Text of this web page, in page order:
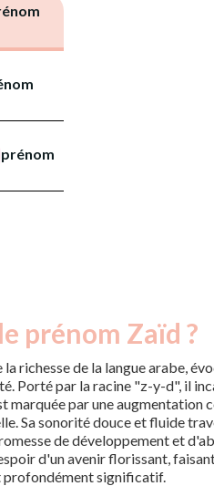
prénom Zaïd ?
richesse de la langue arabe,
Porté par la racine "z-y-d", il
marquée par une augmentation
Sa sonorité douce et fluide
de développement et
d'un avenir florissant,
profondément significatif.